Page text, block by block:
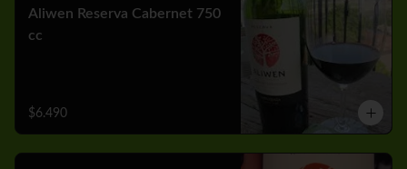
Aliwen Reserva Cabernet 750
cc
$6.490